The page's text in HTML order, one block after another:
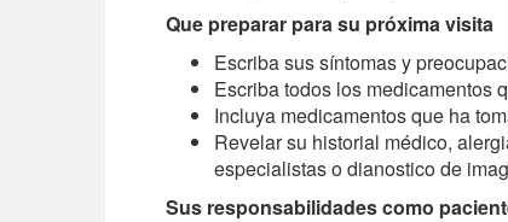
Que preparar para su próxima visita
Escriba sus síntomas y
Escriba todos los medicamentos
Incluya medicamentos que ha
Revelar su historial médico,
especialistas o dianostico de
Sus responsabilidades como